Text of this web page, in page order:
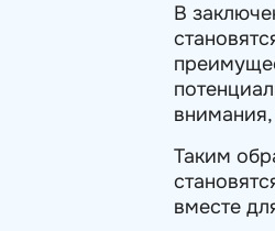
В
Таким
вместе